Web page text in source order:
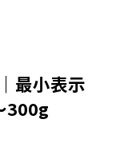
最小表示
300g